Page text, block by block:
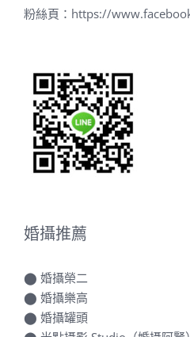
⬤婚攝榮二
⬤ 婚攝罐頭
⬤ 光點攝影 Studio（婚攝阿賢）
⬤ 德藝影像攝影團隊